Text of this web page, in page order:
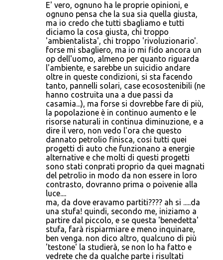
E' vero, ognuno ha le proprie opinioni, e
ognuno pensa che la sua sia quella giusta,
ma io credo che tutti sbagliamo e tutti
diciamo la cosa giusta, chi troppo
'ambientalista', chi troppo 'rivoluzionario'.
forse mi sbagliero, ma io mi fido ancora un
op dell'uomo, almeno per quanto riguarda
l'ambiente, e sarebbe un suicidio andare
oltre in queste condizioni, si sta facendo
tanto, pannelli solari, case ecosostenibili (ne
hanno costruita una a due passi da
casamia...), ma forse si dovrebbe fare di più,
la popolazione è in continuo aumento e le
risorse naturali in continua diminuzione, e a
dire il vero, non vedo l'ora che questo
dannato petrolio finisca, cosi tutti quei
progetti di auto che funzionano a energie
alternative e che molti di questi progetti
sono stati conprati proprio da quei magnati
del petrolio in modo da non essere in loro
contrasto, dovranno prima o poivenie alla
luce....
ma, da dove eravamo partiti???? ah si .....da
una stufa! quindi, secondo me, iniziamo a
partire dal piccolo, e se questa 'benedetta'
stufa, farà rispiarmiare e meno inquinare,
ben venga. non dico altro, qualcuno di più
'testone' la studierà, se non lo ha fatto e
vedrete che da qualche parte i risultati